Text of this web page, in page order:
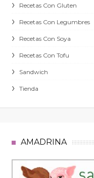
Recetas Con Gluten
Recetas Con Legumbres
Recetas Con Soya
Recetas Con Tofu
Sandwich
Tienda
AMADRINA